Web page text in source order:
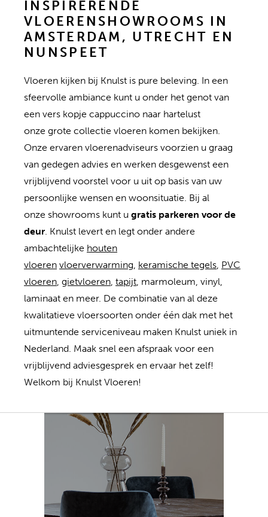
INSPIRERENDE
VLOERENSHOWROOMS IN
AMSTERDAM, UTRECHT EN
NUNSPEET
Vloeren kijken bij Knulst is pure beleving. In een
sfeervolle ambiance kunt u onder het genot van
een vers kopje cappuccino naar hartelust
onze grote collectie vloeren komen bekijken.
Onze ervaren vloerenadviseurs voorzien u graag
van gedegen advies en werken desgewenst een
vrijblijvend voorstel voor u uit op basis van uw
persoonlijke wensen en woonsituatie. Bij al
onze showrooms kunt u gratis parkeren voor de
deur. Knulst levert en legt onder andere
ambachtelijke houten
vloeren vloerverwarming, keramische tegels, PVC
vloeren, gietvloeren, tapijt, marmoleum, vinyl,
laminaat en meer. De combinatie van al deze
kwalitatieve vloersoorten onder één dak met het
uitmuntende serviceniveau maken Knulst uniek in
Nederland. Maak snel een afspraak voor een
vrijblijvend adviesgesprek en ervaar het zelf!
Welkom bij Knulst Vloeren!
Ambachtelijke Houten
Vloeren
Bekijk meer dan 300
Bekijk de vele
legwijzen en patronen
Er zijn veel verschillende
Comfortabele
Vloerverwarming
De comfortabele
Hoogwaardige
Keramische Tegels
De vloerenshowroom van
Ambachtelijk gegoten
Gietvloeren
Van beton ciré gietvloeren
Kwalitatieve PVC
Vloeren
Heeft u voorkeur voor
Groot assortiment
PVC vloeren
Van visgraat en Hongaarse
Tapijt, Karpetten en
meer...
Knulst Vloeren beschikt